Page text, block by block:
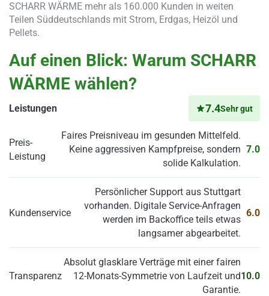
SCHARR WÄRME mehr als 160.000 Kunden in weiten
Teilen Süddeutschlands mit Strom, Erdgas, Heizöl und
Pellets.
Auf einen Blick: Warum SCHARR
WÄRME wählen?
Leistungen 7.4Sehr gut
Preis-
Leistung
Faires Preisniveau im gesunden Mittelfeld.
Keine aggressiven Kampfpreise, sondern
solide Kalkulation.
7.0
Kundenservice
Persönlicher Support aus Stuttgart
vorhanden. Digitale Service-Anfragen
werden im Backoffice teils etwas
langsamer abgearbeitet.
6.0
Transparenz
Absolut glasklare Verträge mit einer fairen
12-Monats-Symmetrie von Laufzeit und
Garantie.
10.0